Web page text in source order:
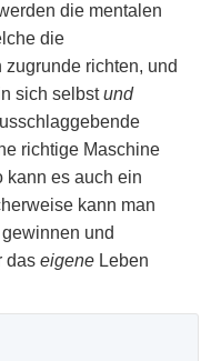
die mentalen
die
richten, und
sich selbstund
richtige Maschine
kann es auch ein
kann man
und
das eigene Leben